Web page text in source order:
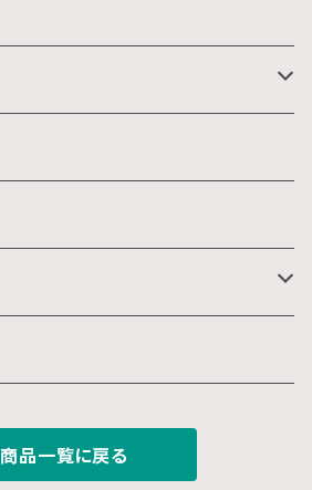
商品一覧に戻る